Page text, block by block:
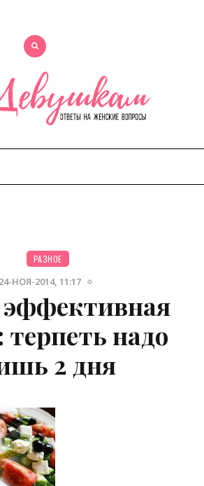
РАЗНОЕ
24-НОЯ-2014, 11:17
терпеть надо
2 дня